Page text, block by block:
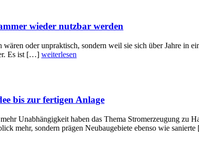
wieder nutzbar werden
oder unpraktisch, sondern weil sie sich über Jahre in
Es ist […] weiterlesen
bis zur fertigen Anlage
Unabhängigkeit haben das Thema Stromerzeugung zu
mehr, sondern prägen Neubaugebiete ebenso wie